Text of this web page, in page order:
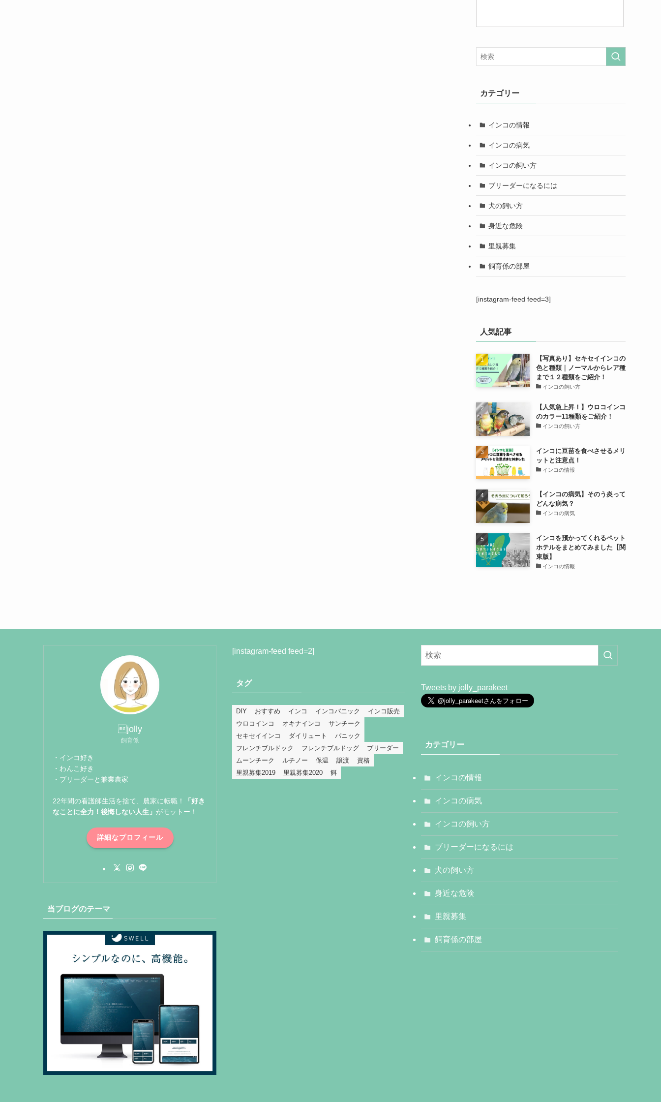
カテゴリー
インコの情報
インコの病気
インコの飼い方
ブリーダーになるには
犬の飼い方
身近な危険
里親募集
飼育係の部屋
[instagram-feed feed=3]
人気記事
【写真あり】セキセイインコの
色と種類｜ノーマルからレア種
まで１２種類をご紹介！
インコの飼い方
【人気急上昇！】ウロコインコ
のカラー11種類をご紹介！
インコの飼い方
インコに豆苗を食べさせるメリ
ットと注意点！
インコの情報
【インコの病気】そのう炎って
どんな病気？
インコの病気
インコを預かってくれるペット
ホテルをまとめてみました【関
東版】
インコの情報
jolly
飼育係
・インコ好き
・わんこ好き
・ブリーダーと兼業農家
22年間の看護師生活を捨て、農家に転職！
「好き
なことに全力！後悔しない人生」 がモットー！
詳細なプロフィール
当ブログのテーマ
[instagram-feed feed=2]
タグ
DIY おすすめ インコ インコパニック
インコ販売
ウロコインコ
オキナインコ
サンチーク
セキセイインコ
ダイリュート
パニック
フレンチブルドック
フレンチブルドッグ
ブリーダー
ムーンチーク
ルチノー 保温 譲渡
資格
里親募集2019
里親募集2020 餌
Tweets by jolly_parakeet
カテゴリー
インコの情報
インコの病気
インコの飼い方
ブリーダーになるには
犬の飼い方
身近な危険
里親募集
飼育係の部屋